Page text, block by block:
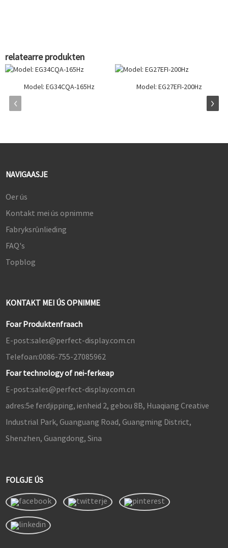
relatearre produkten
Model: EG34CQA-165Hz Model: EG27EFI-200Hz
NAVIGAASJE
Oer ús
Kontakt mei ús opnimme
Fabryksrûnlieding
FAQ's
Topblog
KONTAKT MEI ÚS OPNIMME
Foar Produktenfraach
E-post:sales@perfect-display.com.cn
Telefoan:0086-755-27085962
Foar technology of nei-ferkeap
E-post:sales@perfect-display.com.cn
adres:5e ferdjipping, ienheid 2, gebou 8B, Huaqiang Creative
Industrial Park, Guanguang Road, Guangming District,
Shenzhen, Guangdong, Sina
FOLGJE ÚS